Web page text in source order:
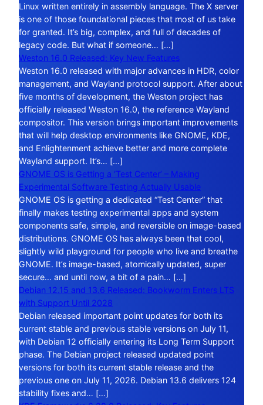
Linux written entirely in assembly language. The X server
is one of those foundational pieces that most of us take
for granted. It’s big, complex, and full of decades of
legacy code. But what if someone… […]
Weston 16.0 Released: Key New Features
Weston 16.0 released with major advances in HDR, color
management, and Wayland protocol support. After about
five months of development, the Weston project has
officially released Weston 16.0, the reference Wayland
compositor. This version brings important improvements
that will help desktop environments like GNOME, KDE,
and Enlightenment achieve better and more complete
Wayland support. It’s… […]
GNOME OS is Getting a ‘Test Center’ – Making
Experimental Software Testing Actually Usable
GNOME OS is getting a dedicated “Test Center” that
finally makes testing experimental apps and system
components safe, simple, and reversible on image-based
distributions. GNOME OS has always been that cool,
slightly wild playground for people who live and breathe
GNOME. It’s image-based, atomically updated, super
secure… and until now, a bit of a pain… […]
Debian 12.15 and 13.6 Released: Bookworm Enters LTS
with Support Until 2028
Debian released important point updates for both its
current stable and previous stable versions on July 11,
with Debian 12 officially entering its Long Term Support
phase. The Debian project released updated point
versions for both its current stable release and the
previous one on July 11, 2026. Debian 13.6 delivers 124
stability fixes and… […]